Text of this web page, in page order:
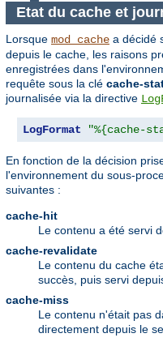
Etat du cache et
Lorsque mod_cache a décidé
depuis le cache, les raisons
enregistrées dans
requête sous la clé cache-
journalisée via la directive
LogFormat "%{cache-
En fonction de la décision
l'environnement du sous-
suivantes :
cache-hit
Le contenu a été servi
cache-revalidate
Le contenu du cache
succès, puis servi
cache-miss
Le contenu n'était pas
directement depuis le